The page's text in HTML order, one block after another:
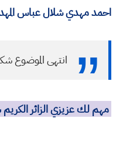
احمد مهدي شلال عباس
انتهى الموضوع
مهم لك عزيزي الزائر